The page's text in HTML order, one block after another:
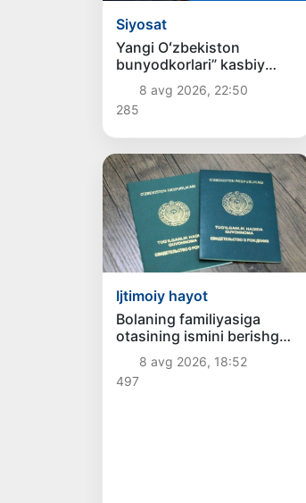
Siyosat
Yangi Oʻzbekiston
bunyodkorlari” kasbiy
mahorat milliy tanlovi
gʻoliblariga
8 avg 2026, 22:50
285
Ijtimoiy hayot
Bolaning familiyasiga
otasining ismini berishga
ruxsat beriladi
8 avg 2026, 18:52
497